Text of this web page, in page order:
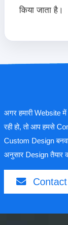
किया जाता है।
अगर हमारी Website
रही हो, तो आप हमसे
Custom Design
अनुसार Design तैयार